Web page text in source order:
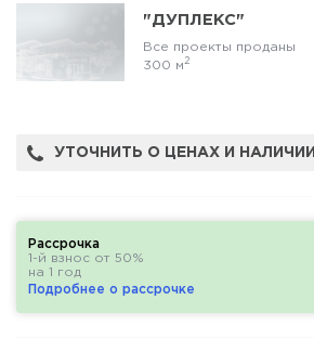
"ДУПЛЕКС"
Все проекты проданы
300 м 2
УТОЧНИТЬ О ЦЕНАХ И НАЛИЧИИ
Рассрочка
1-й взнос от 50%
на 1 год
Подробнее о рассрочке